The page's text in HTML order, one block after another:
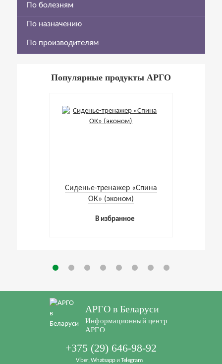
По болезням
По назначению
По производителям
Популярные продукты АРГО
Cиденье-тренажер «Спина
ОК» (эконом)
В избранное
АРГО в Беларуси
Информационный центр
АРГО
+375 (29) 646-98-92
Viber, Whatsapp и Telegram